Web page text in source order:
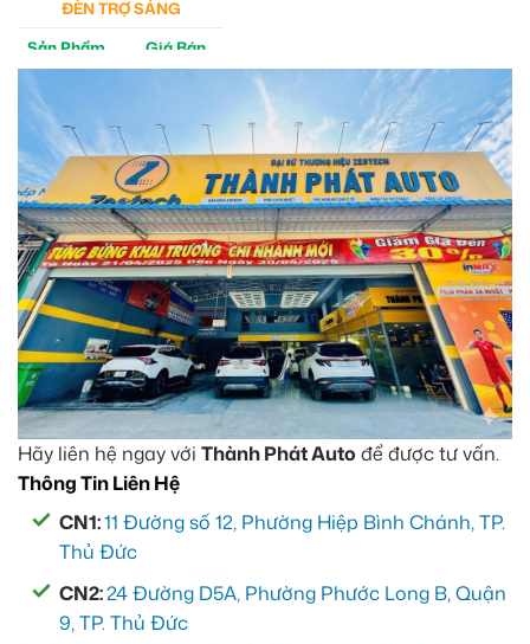
ĐÈN TRỢ SÁNG
Sản Phẩm
Giá Bán
M30 Ultra
Aozoom EX3
5tr
Hãy liên hệ ngay với Thành Phát Auto để được tư vấn.
Thông Tin Liên Hệ
CN1:11 Đường số 12, Phường Hiệp Bình Chánh, TP.
Thủ Đức
CN2:24 Đường D5A, Phường Phước Long B, Quận
9, TP. Thủ Đức